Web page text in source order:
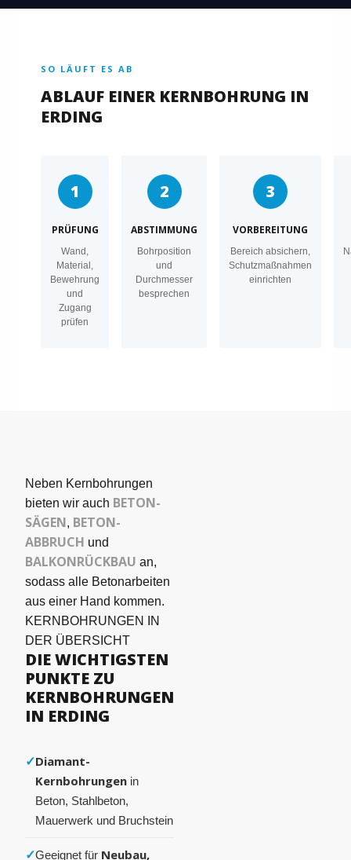
SO LÄUFT ES AB
ABLAUF EINER KERNBOHRUNG IN
ERDING
1
PRÜFUNG
Wand,
Material,
Bewehrung
und
Zugang
prüfen
2
ABSTIMMUNG
Bohrposition
und
Durchmesser
besprechen
3
VORBEREITUNG
Bereich absichern,
Schutzmaßnahmen
einrichten
Neben Kernbohrungen
bieten wir auch BETON­
SÄGEN, BETON-
ABBRUCH und
BALKONRÜCKBAU an,
sodass alle Betonarbeiten
aus einer Hand kommen.
KERNBOHRUNGEN IN
DER ÜBERSICHT
DIE WICHTIGSTEN
PUNKTE ZU
KERNBOHRUNGEN
IN ERDING
✓Diamant-
Kernbohrungen in
Beton, Stahlbeton,
Mauerwerk und Bruchstein
✓Geeignet für Neubau,